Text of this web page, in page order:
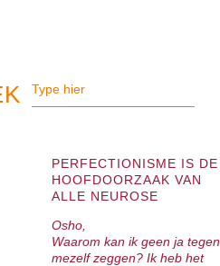
PERFECTIONISME IS DE
HOOFDOORZAAK VAN
ALLE NEUROSE
Osho,
Waarom kan ik geen ja tegen
mezelf zeggen? Ik heb het